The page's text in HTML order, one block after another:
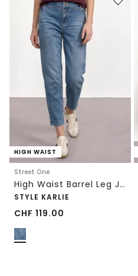
HIGH WAIST
Street One
High Waist Barrel Leg Jeans im Loose Fit
STYLE KARLIE
CHF 119.00